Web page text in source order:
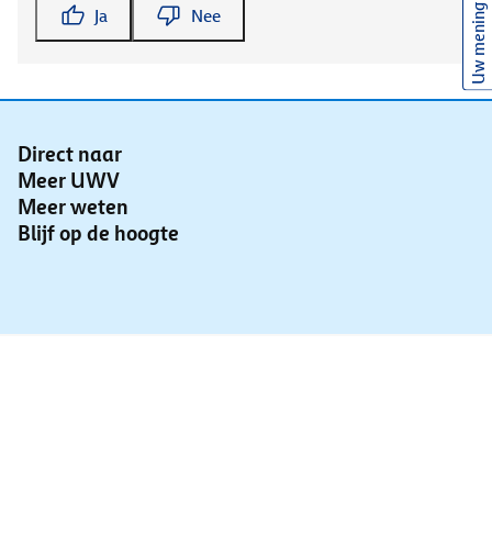
Ja Nee
Direct naar
Meer UWV
Meer weten
Blijf op de hoogte
Uw mening